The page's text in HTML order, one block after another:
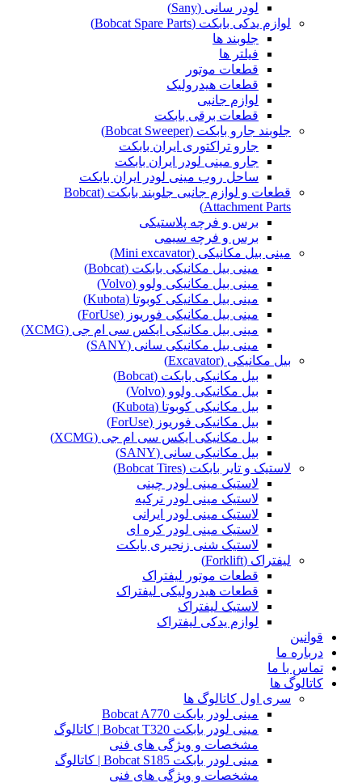
لودر سانی (Sany)
لوازم یدکی بابکت (Bobcat Spare Parts)
جلوبند ها
فیلتر ها
قطعات موتور
قطعات هیدرولیک
لوازم جانبی
قطعات برقی بابکت
جلوبند جارو بابکت (Bobcat Sweeper)
جارو تراکتوری ایران بابکت
جارو مینی لودر ایران بابکت
ساحل روب مینی لودر ایران بابکت
قطعات و لوازم جانبی جلوبند بابکت (Bobcat
Attachment Parts)
برس و فرچه پلاستیکی
برس و فرچه سیمی
مینی بیل مکانیکی (Mini excavator)
مینی بیل مکانیکی بابکت (Bobcat)
مینی بیل مکانیکی ولوو (Volvo)
مینی بیل مکانیکی کوبوتا (Kubota)
مینی بیل مکانیکی فوریوز (ForUse)
مینی بیل مکانیکی ایکس سی ام جی (XCMG)
مینی بیل مکانیکی سانی (SANY)
بیل مکانیکی (Excavator)
بیل مکانیکی بابکت (Bobcat)
بیل مکانیکی ولوو (Volvo)
بیل مکانیکی کوبوتا (Kubota)
بیل مکانیکی فوریوز (ForUse)
بیل مکانیکی ایکس سی ام جی (XCMG)
بیل مکانیکی سانی (SANY)
لاستیک و تایر بابکت (Bobcat Tires)
لاستیک مینی لودر چینی
لاستیک مینی لودر ترکیه
لاستیک مینی لودر ایرانی
لاستیک مینی لودر کره ای
لاستیک شنی زنجیری بابکت
لیفتراک (Forklift)
قطعات موتور لیفتراک
قطعات هیدرولیکی لیفتراک
لاستیک لیفتراک
لوازم یدکی لیفتراک
قوانین
درباره ما
تماس با ما
کاتالوگ ها
سری اول کاتالوگ ها
مینی لودر بابکت Bobcat A770
مینی لودر بابکت Bobcat T320 | کاتالوگ
مشخصات و ویژگی های فنی
مینی لودر بابکت Bobcat S185 | کاتالوگ
مشخصات و ویژگی های فنی